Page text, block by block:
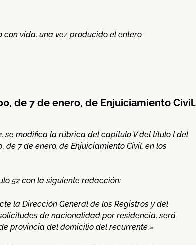
vida, una vez producido el entero
de 7 de enero, de Enjuiciamiento Civil.
se modifica la rúbrica del capítulo V del título I del
7 de enero, de Enjuiciamiento Civil, en los
52 con la siguiente redacción:
la Dirección General de los Registros y del
de nacionalidad por residencia, será
provincia del domicilio del recurrente.»